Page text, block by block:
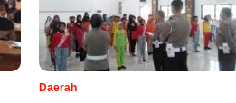
Daerah